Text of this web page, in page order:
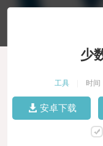
少
工具 时间
安卓下载